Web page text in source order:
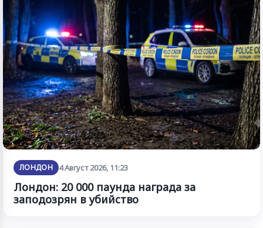
ЛОНДОН 4 Август 2026, 11:23
Лондон: 20 000 паунда награда за
заподозрян в убийство